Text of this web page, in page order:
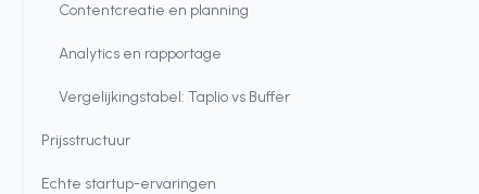
Contentcreatie en planning
Analytics en rapportage
Vergelijkingstabel: Taplio vs Buffer
Prijsstructuur
Echte startup-ervaringen